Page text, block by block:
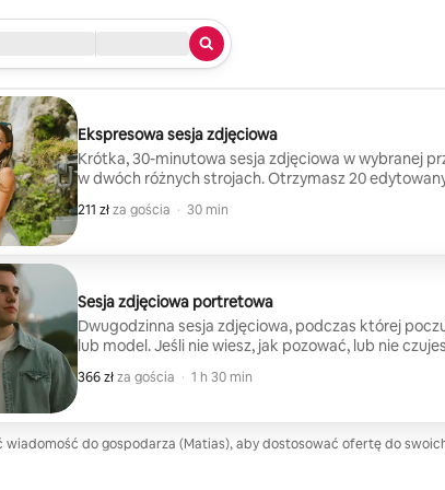
wymeldowanie
Rodzaj usługi
Ekspresowa sesja zdjęciowa
Krótka, 30-minutowa sesja zdjęciowa w wybranej
w dwóch różnych strojach. Otrzymasz 20
i wspomnienie sesji zdjęciowej w niesamowitych
211 zł za gościa
211 zł za gościa
, · 30 min
Sesja zdjęciowa portretowa
Dwugodzinna sesja zdjęciowa, podczas której
lub model. Jeśli nie wiesz, jak pozować, lub nie
komfortowo, nie martw się – nauczysz się kilku póz,
będą wyglądać tak, jak sobie wyobrażasz. Sesja
wspomnień, które stworzymy razem. Prześlemy
zdjęć
366 zł za gościa
366 zł za gościa
, · 1 h 30 min
wiadomość do gospodarza (Matias), aby dostosować ofertę do